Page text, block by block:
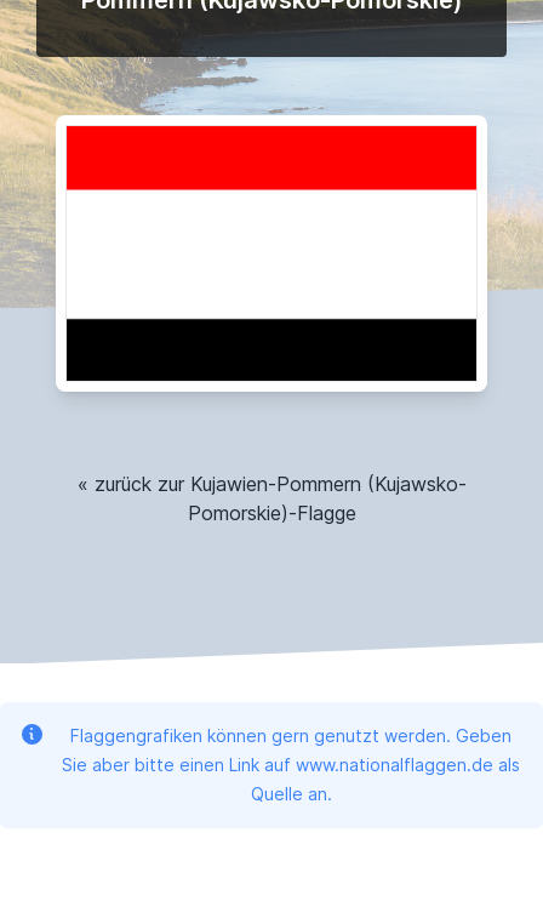
« zurück zur Kujawien-Pommern (Kujawsko-
Pomorskie)-Flagge
Flaggengrafiken können gern genutzt werden. Geben
Sie aber bitte einen Link auf www.nationalflaggen.de als
Quelle an.